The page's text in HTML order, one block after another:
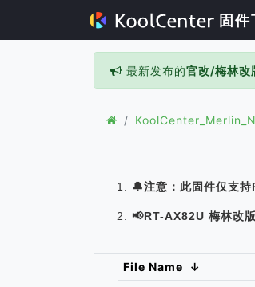
固
最新发布的官改/梅林改
🔔注意：此固件仅支
📢RT-AX82U 梅林改
File Name ↓